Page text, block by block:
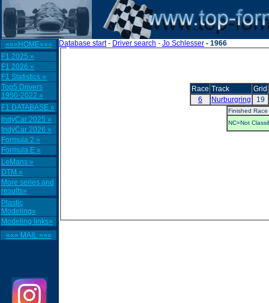
«««HOME»»»
F1 2025 »
F1 2026 »
F1 Statistics »
Top5 Drivers
1950-2022 »
F1 DATABASE »
IndyCar 2025 »
IndyCar 2026 »
Formula 2 »
Formula E »
LeMans »
DTM »
More series and
results»
Plastic
Modeling»
Modeling links»
««« MAIL »»»
Database start- Driver search - Jo Schlesser - 1966
Race Track
Grid
6
Nurburgring 19
Finished Race
NC=Not